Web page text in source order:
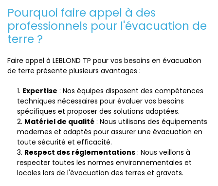
Pourquoi faire appel à des
professionnels pour l'évacuation de
terre ?
Faire appel à LEBLOND TP pour vos besoins en évacuation
de terre présente plusieurs avantages :
Expertise : Nos équipes disposent des compétences
techniques nécessaires pour évaluer vos besoins
spécifiques et proposer des solutions adaptées.
Matériel de qualité : Nous utilisons des équipements
modernes et adaptés pour assurer une évacuation en
toute sécurité et efficacité.
Respect des réglementations : Nous veillons à
respecter toutes les normes environnementales et
locales lors de l'évacuation des terres et gravats.